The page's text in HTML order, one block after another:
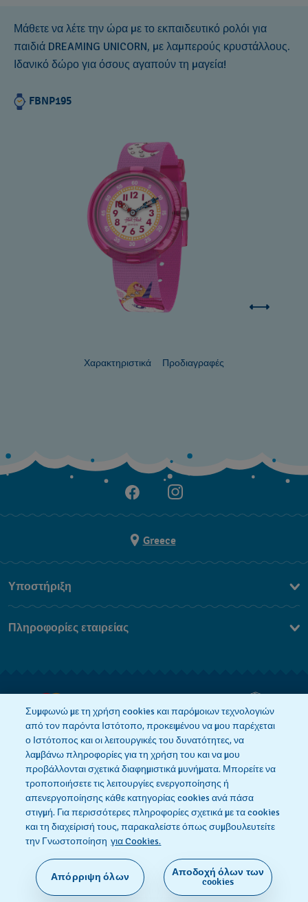
Μάθετε να λέτε την ώρα με το εκπαιδευτικό ρολόι για
παιδιά DREAMING UNICORN, με λαμπερούς κρυστάλλους.
Ιδανικό δώρο για όσους αγαπούν τη μαγεία!
FBNP195
Χαρακτηριστικά Προδιαγραφές
Greece
Υποστήριξη
Συχνές ερωτήσεις
Όροι Πώλησης
Κάνε κλικ εδώ για υπαναχώρηση
Πληροφορίες εταιρείας
Πολιτική Απορρήτου Πολιτική Cookies
Όροι Χρήσης
SWISS MADE
Συμφωνώ με τη χρήση cookies και παρόμοιων τεχνολογιών
από τον παρόντα Ιστότοπο, προκειμένου να μου παρέχεται
ο Ιστότοπος και οι λειτουργικές του δυνατότητες, να
λαμβάνω πληροφορίες για τη χρήση του και να μου
προβάλλονται σχετικά διαφημιστικά μυνήματα. Μπορείτε να
τροποποιήσετε τις λειτουργίες ενεργοποίησης ή
απενεργοποίησης κάθε κατηγορίας cookies ανά πάσα
στιγμή. Για περισσότερες πληροφορίες σχετικά με τα cookies
και τη διαχείρισή τους, παρακαλείστε όπως συμβουλευτείτε
την Γνωστοποίηση για Cookies.
Απόρριψη όλων
Αποδοχή όλων των
cookies